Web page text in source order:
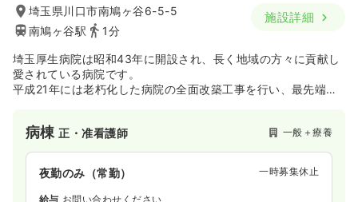
埼玉県川口市南鳩ヶ谷6-5-5
南鳩ヶ谷駅
1分
施設詳細
埼玉厚生病院は昭和43年に開設され、長く地域の方々に貢献し
愛されている病院です。
平成21年には老朽化した病院の全面改築工事を行い、最先端の
また、介護老人保険施設・特別養護老人ホームを併設し、急性
期から在宅支援、終末期まで幅広く医療福祉サービスを展開し
ています。
病棟正・准看護師 一般＋療養
夜勤のみ（常勤） 一時募集休止
給与 お問い合わせください